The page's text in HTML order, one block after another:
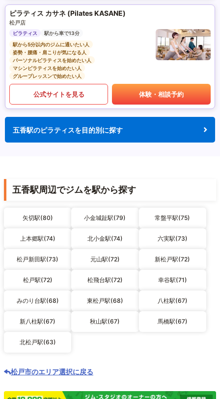
ピラティス カサネ (Pilates KASANE)
松戸店
ピラティス
駅から車で13分
駅から5分以内のジムに通いたい人
姿勢・腰痛・肩こりが気になる人
パーソナルピラティスを始めたい人
マシンピラティスを始めたい人
グループレッスンで始めたい人
公式サイトを見る 体験・相談予約
五香駅のピラティスを目的別に探す
五香駅周辺でジムを駅から探す
矢切駅(80) 小金城趾駅(79) 常盤平駅(75)
上本郷駅(74) 北小金駅(74) 六実駅(73)
松戸新田駅(73) 元山駅(72) 新松戸駅(72)
松戸駅(72) 松飛台駅(72) 幸谷駅(71)
みのり台駅(68) 東松戸駅(68) 八柱駅(67)
新八柱駅(67) 秋山駅(67) 馬橋駅(67)
北松戸駅(63)
松戸市のエリア選択に戻る